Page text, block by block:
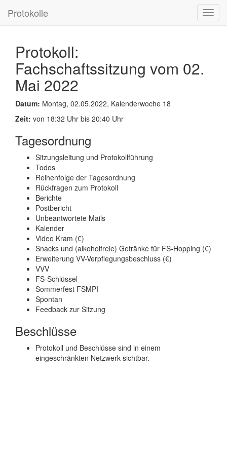
Protokolle
Protokoll:
Fachschaftssitzung vom 02.
Mai 2022
Datum: Montag, 02.05.2022, Kalenderwoche 18
Zeit: von 18:32 Uhr bis 20:40 Uhr
Tagesordnung
Sitzungsleitung und Protokollführung
Todos
Reihenfolge der Tagesordnung
Rückfragen zum Protokoll
Berichte
Postbericht
Unbeantwortete Mails
Kalender
Video Kram (€)
Snacks und (alkoholfreie) Getränke für FS-Hopping (€)
Erweiterung VV-Verpflegungsbeschluss (€)
VVV
FS-Schlüssel
Sommerfest FSMPI
Spontan
Feedback zur Sitzung
Beschlüsse
Protokoll und Beschlüsse sind in einem
eingeschränkten Netzwerk sichtbar.